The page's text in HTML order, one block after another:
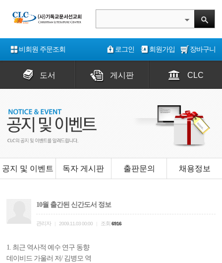
비회원 주문조회 로그인 회원가입 장바구니
도서 게시판 CLC
공지 및 이벤트 독자 게시판 출판문의 채용정보
10월 출간된 신간도서 정보
관리자 2009.11.03 00:00 조회 6916
1. 최근 역사적 예수 연구 동향
데이비드 가울러 저/ 김병모 역